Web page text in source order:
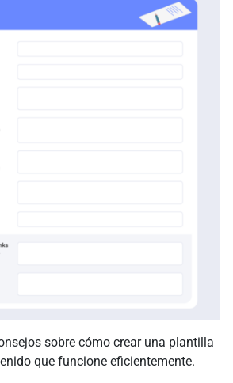
sobre cómo crear una plantilla
que funcione eficientemente.